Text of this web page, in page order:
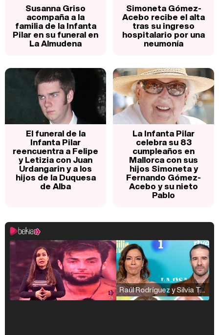
Susanna Griso
acompaña a la
familia de la Infanta
Pilar en su funeral en
La Almudena
Simoneta Gómez-
Acebo recibe el alta
tras su ingreso
hospitalario por una
neumonía
El funeral de la
Infanta Pilar
reencuentra a Felipe
y Letizia con Juan
Urdangarin y a los
hijos de la Duquesa
de Alba
La Infanta Pilar
celebra su 83
cumpleaños en
Mallorca con sus
hijos Simoneta y
Fernando Gómez-
Acebo y su nieto
Pablo
Raúl Rodríguez y Silvia Taulés nos cuentan su papel en 'La familia de la tele'